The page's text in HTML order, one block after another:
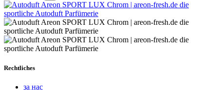
Rechtliches
за нас